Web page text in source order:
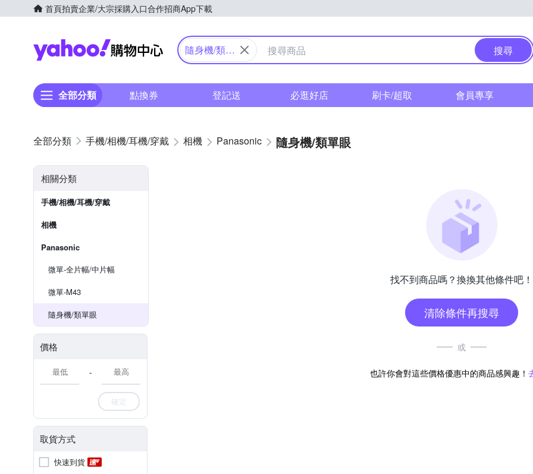
首頁拍賣企業/大宗採購入口合作招商App下載
Yahoo購物中心
隨身機/類單
搜尋
全部分類 點換券 登記送 必逛好店 刷卡/超取 會員專享
手機/相機/耳機/穿戴 相機 Panasonic 隨身機/類單眼
相關分類
手機/相機/耳機/穿戴
相機
Panasonic
微單-全片幅/中片幅
微單-M43
隨身機/類單眼
價格
-
確定
取貨方式
快速到貨
找不到商品嗎？換換其他條件吧！
清除條件再搜尋
或
也許你會對這些價格優惠中的商品感興趣！